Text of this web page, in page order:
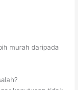
murah daripada